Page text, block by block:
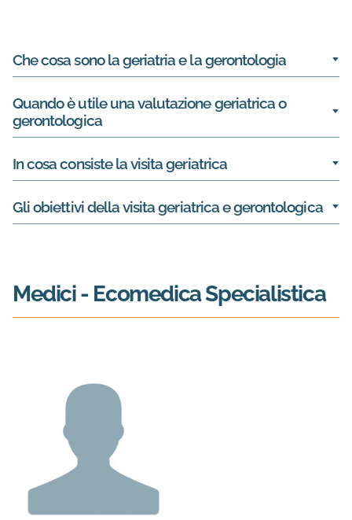
Che cosa sono la geriatria e la gerontologia
Quando è utile una valutazione geriatrica o
gerontologica
In cosa consiste la visita geriatrica
Gli obiettivi della visita geriatrica e gerontologica
Medici- Ecomedica Specialistica